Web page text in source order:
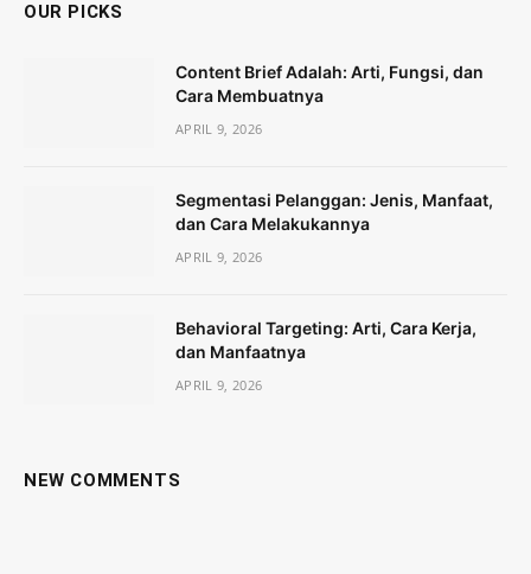
OUR PICKS
Content Brief Adalah: Arti, Fungsi, dan
Cara Membuatnya
APRIL 9, 2026
Segmentasi Pelanggan: Jenis, Manfaat,
dan Cara Melakukannya
APRIL 9, 2026
Behavioral Targeting: Arti, Cara Kerja,
dan Manfaatnya
APRIL 9, 2026
NEW COMMENTS